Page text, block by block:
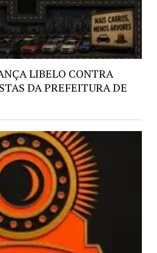
LIBELO CONTRA
DA PREFEITURA DE